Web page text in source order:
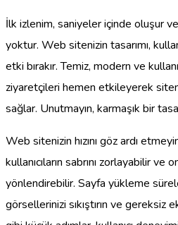
İlk izlenim, saniyeler içinde oluşur
yoktur. Web sitenizin tasarımı,
etki bırakır. Temiz, modern ve
ziyaretçileri hemen etkileyerek
sağlar. Unutmayın, karmaşık bir
Web sitenizin hızını göz ardı
kullanıcıların sabrını zorlayabilir ve
yönlendirebilir. Sayfa yükleme
görsellerinizi sıkıştırın ve gereksiz